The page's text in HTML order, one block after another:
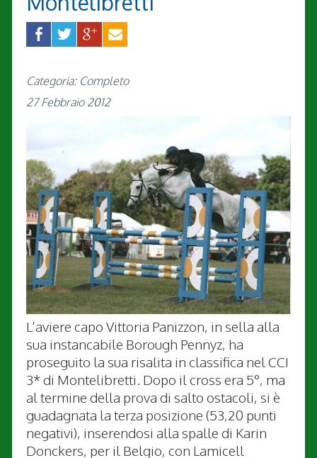
Categoria: Completo
27 Febbraio 2012
L’aviere capo Vittoria Panizzon, in sella alla
sua instancabile Borough Pennyz, ha
proseguito la sua risalita in classifica nel CCI
3* di Montelibretti. Dopo il cross era 5°, ma
al termine della prova di salto ostacoli, si è
guadagnata la terza posizione (53,20 punti
negativi), inserendosi alla spalle di Karin
Donckers, per il Belgio, con Lamicell